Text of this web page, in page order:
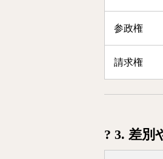
参政権
請求権
? 3. 差別